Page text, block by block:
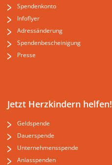
Spendenkonto
Infoflyer
Adressänderung
Spendenbescheinigung
Presse
Jetzt Herzkindern helfen!
Geldspende
Dauerspende
Unternehmensspende
Anlasspenden